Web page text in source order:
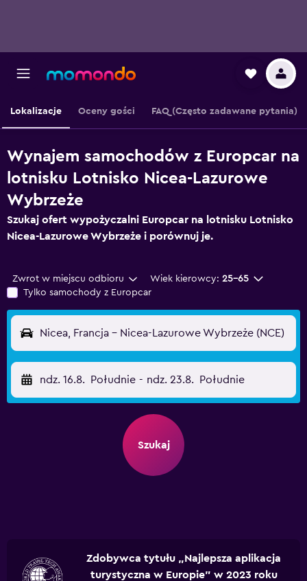
Lokalizacje Oceny gości FAQ (Często zadawane pytania)
Wynajem samochodów z Europcar na
lotnisku Lotnisko Nicea-Lazurowe
Wybrzeże
Szukaj ofert wypożyczalni Europcar na lotnisku Lotnisko
Nicea-Lazurowe Wybrzeże i porównuj je.
Zwrot w miejscu odbioru Wiek kierowcy: 25-65
Tylko samochody z Europcar
Nicea, Francja - Nicea-Lazurowe Wybrzeże (NCE)
ndz. 16.8. Południe - ndz. 23.8. Południe
Szukaj
Zdobywca tytułu „Najlepsza aplikacja
turystyczna w Europie” w 2023 roku